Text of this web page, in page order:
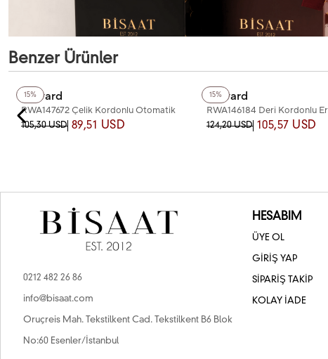
Benzer Ürünler
15%
Reward
RWA147672 Çelik Kordonlu Otomatik
Erkek Kol Saati
105,30 USD 89,51 USD
15%
+3Renk
Reward
RWA146184 Deri Kordonlu
Saati
124,20 USD 105,57 USD
0212 482 26 86
info@bisaat.com
Oruçreis Mah. Tekstilkent Cad. Tekstilkent B6 Blok
No:60 Esenler/İstanbul
HESABIM
ÜYE OL
GİRİŞ YAP
SİPARİŞ TAKİP
KOLAY İADE